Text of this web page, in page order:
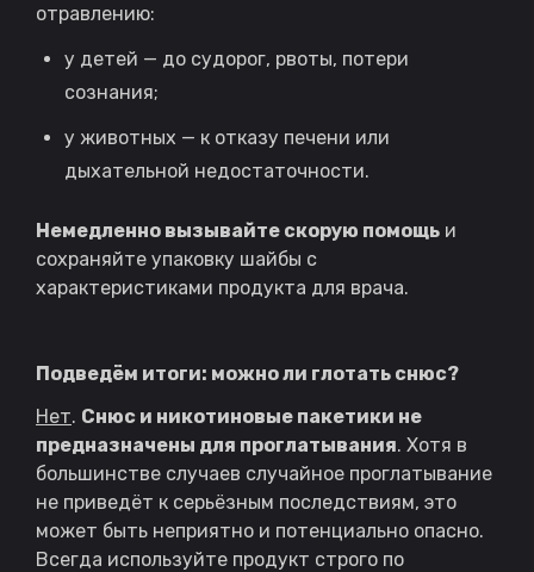
отравлению:
у детей — до судорог, рвоты, потери
сознания;
у животных — к отказу печени или
дыхательной недостаточности.
Немедленно вызывайте скорую помощь и
сохраняйте упаковку шайбы с
характеристиками продукта для врача.
Подведём итоги: можно ли глотать снюс?
Нет. Снюс и никотиновые пакетики не
предназначены для проглатывания. Хотя в
большинстве случаев случайное проглатывание
не приведёт к серьёзным последствиям, это
может быть неприятно и потенциально опасно.
Всегда используйте продукт строго по